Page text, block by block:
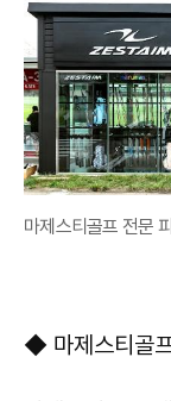
마제스티골프 전문
◆ 마제스티골